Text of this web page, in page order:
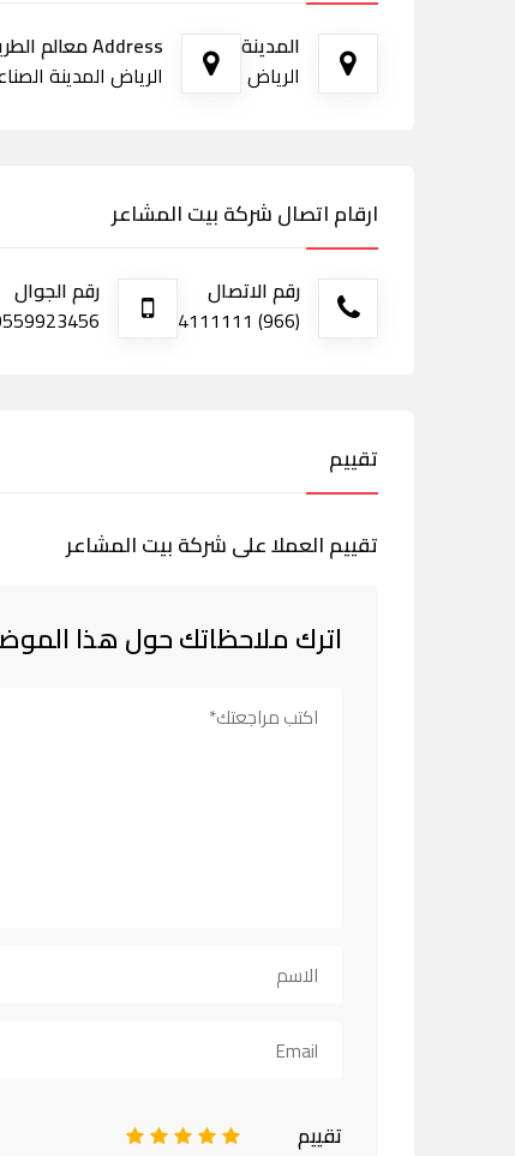
المدينة
الرياض
Address معالم الطريق
الرياض المدينة
ارقام اتصال شركة بيت المشاعر
رقم الاتصال
(966) 4111111
رقم الجوال
تقييم
تقييم العملا على شركة بيت المشاعر
اترك ملاحظاتك حول هذا
تقييم 5
4
3
2